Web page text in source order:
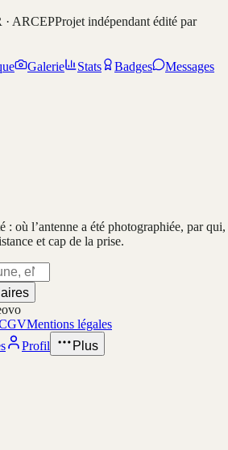
· ARCEPProjet indépendant édité par
Galerie Stats Badges
Messages
: où l’antenne a été photographiée, par qui,
et cap de la prise.
Mentions légales
Profil Plus